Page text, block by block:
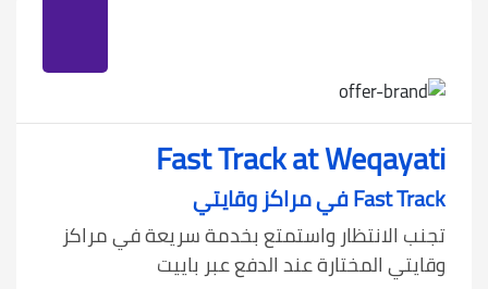
Fast Track at Weqayati
Fast Track في مراكز وقايتي
تجنب الانتظار واستمتع بخدمة سريعة في مراكز
وقايتي المختارة عند الدفع عبر باييت